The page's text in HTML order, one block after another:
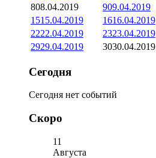
808.04.2019 909.04.2019
1515.04.2019 1616.04.2019
2222.04.2019 2323.04.2019
2929.04.2019 3030.04.2019
Сегодня
Сегодня нет событий
Скоро
11
Августа